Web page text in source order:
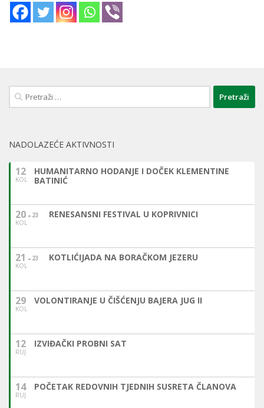
Pretraži:
NADOLAZEĆE AKTIVNOSTI
12
KOL
HUMANITARNO HODANJE I DOČEK KLEMENTINE
BATINIĆ
20
KOL
23 RENESANSNI FESTIVAL U KOPRIVNICI
21
KOL
23 KOTLIĆIJADA NA BORAČKOM JEZERU
29
KOL
VOLONTIRANJE U ČIŠĆENJU BAJERA JUG II
12
RUJ
IZVIĐAČKI PROBNI SAT
14
RUJ
POČETAK REDOVNIH TJEDNIH SUSRETA ČLANOVA